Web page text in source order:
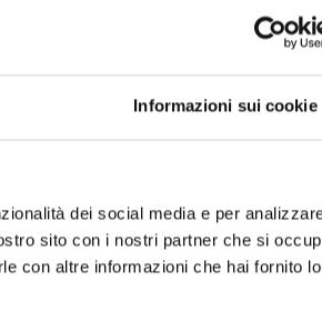
Informazioni sui cookie
dei social media e per
sito con i nostri partner che si
con altre informazioni che hai fornito
una salida de tensión
una elevada fiabilidad
AI100DIN destacan: